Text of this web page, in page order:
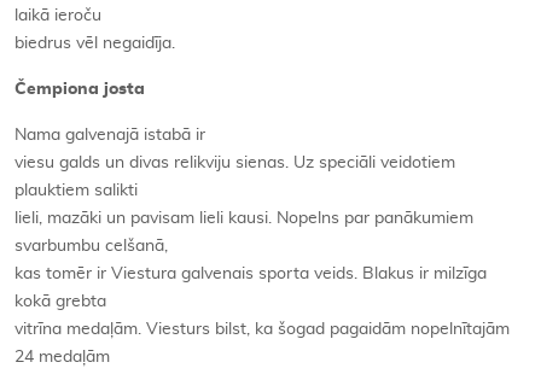
laikā ieroču
biedrus vēl negaidīja.
Čempiona josta
Nama galvenajā istabā ir
viesu galds un divas relikviju sienas. Uz speciāli veidotiem
plauktiem salikti
lieli, mazāki un pavisam lieli kausi. Nopelns par panākumiem
svarbumbu celšanā,
kas tomēr ir Viestura galvenais sporta veids. Blakus ir milzīga
kokā grebta
vitrīna medaļām. Viesturs bilst, ka šogad pagaidām nopelnītajām
24 medaļām